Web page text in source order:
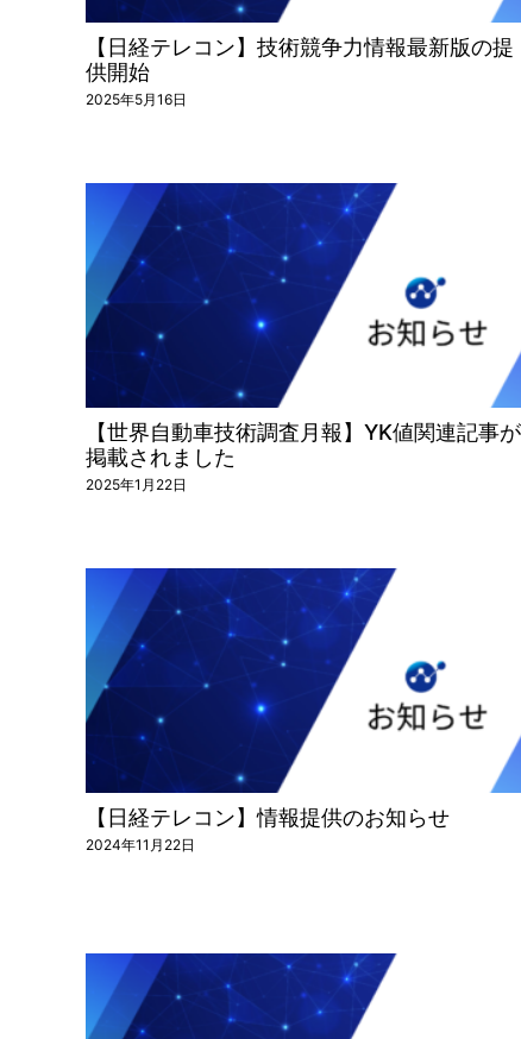
【日経テレコン】技術競争力情報最新版の提
供開始
2025年5月16日
【世界自動車技術調査月報】YK値関連記事が
掲載されました
2025年1月22日
【日経テレコン】情報提供のお知らせ
2024年11月22日